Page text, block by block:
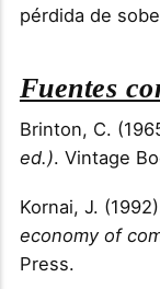
pérdida de
Fuentes
Brinton, C.
ed.). Vintage
Kornai, J.
economy of
Press.